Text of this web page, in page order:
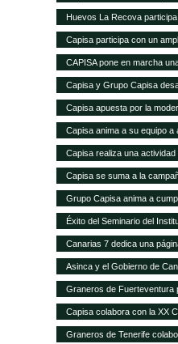
Huevos La Recova
Capisa participa con un
Labrador de Uga, en
CAPISA pone en marcha
contaminación acústica
Capisa y Grupo Capisa
motivo del Día Internacional
Capisa apuesta por la
Capisa anima a su equipo
de la Energía
Capisa realiza una
de la Educación Ambiental
Capisa se suma a la
Grupo Capisa anima a
Éxito del Seminario del
destinado al sector
Canarias 7 dedica una
Grupo Capisa
Asinca y el Gobierno de
Canarias’ con una
Graneros de Fuerteventura
Macebike
Capisa colabora con la XX
Graneros de Tenerife